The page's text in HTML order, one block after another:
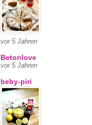
vor 5 Jahren
Betonlove
vor 5 Jahren
beby-piri